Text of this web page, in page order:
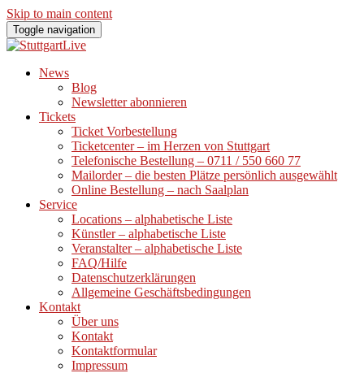
Skip to main content
Toggle navigation
News
Blog
Newsletter abonnieren
Tickets
Ticket Vorbestellung
Ticketcenter – im Herzen von Stuttgart
Telefonische Bestellung – 0711 / 550 660 77
Mailorder – die besten Plätze persönlich ausgewählt
Online Bestellung – nach Saalplan
Service
Locations – alphabetische Liste
Künstler – alphabetische Liste
Veranstalter – alphabetische Liste
FAQ/Hilfe
Datenschutzerklärungen
Allgemeine Geschäftsbedingungen
Kontakt
Über uns
Kontakt
Kontaktformular
Impressum